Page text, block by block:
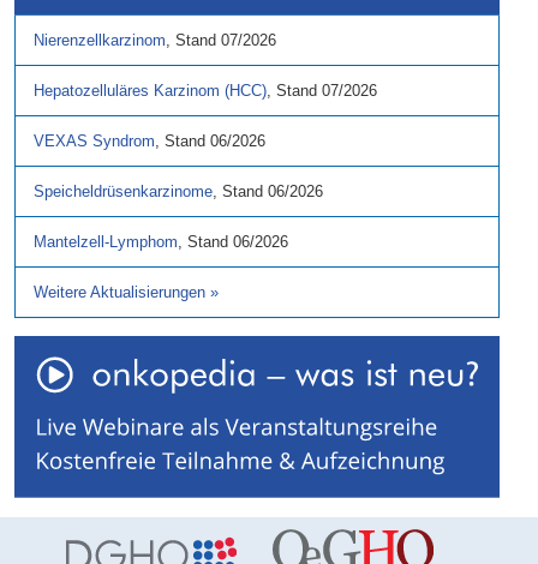
Nierenzellkarzinom, Stand 07/2026
Hepatozelluläres Karzinom (HCC), Stand 07/2026
VEXAS Syndrom, Stand 06/2026
Speicheldrüsenkarzinome, Stand 06/2026
Mantelzell-Lymphom, Stand 06/2026
Weitere Aktualisierungen »